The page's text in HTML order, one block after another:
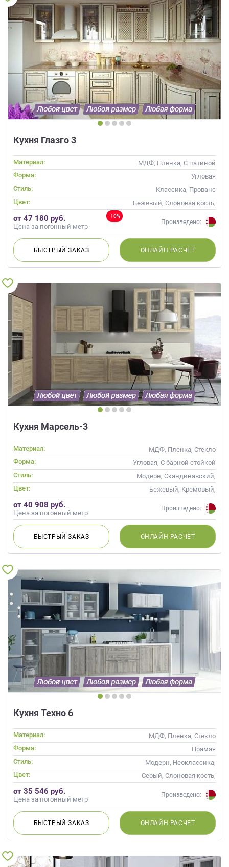
Кухня Глазго 3
Материал:
МДФ, Пленка, С патиной
Форма:
Угловая
Стиль:
Классика, Прованс
Цвет:
Бежевый, Слоновая кость,
Кремовый, Капучино
-10%
от 47 180 руб.
Цена за погонный метр
Произведено:
БЫСТРЫЙЗАКАЗ ОНЛАЙН РАСЧЕТ
Кухня Марсель-3
Материал:
МДФ, Пленка, Стекло
Форма:
Угловая, С барной стойкой
Стиль:
Модерн, Скандинавский,
Современные
Цвет:
Бежевый, Кремовый,
Коричневый, Капучино
от 40 908 руб.
Цена за погонный метр
Произведено:
БЫСТРЫЙЗАКАЗ ОНЛАЙН РАСЧЕТ
Кухня Техно 6
Материал:
МДФ, Пленка, Стекло
Форма:
Прямая
Стиль:
Модерн, Неоклассика,
Современные
Цвет:
Серый, Слоновая кость,
Кремовый, Коричневый
от 35 546 руб.
Цена за погонный метр
Произведено:
БЫСТРЫЙЗАКАЗ ОНЛАЙН РАСЧЕТ